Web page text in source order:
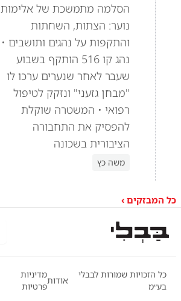
הסלמה מתמשכת של אלימות
נוער: הצתות, השחתות
והתקפות על נהגים ותושבים •
נהג קו 516 הותקף בשבוע
שעבר לאחר שנערים ערכו לו
"מבחן גזעני" ונזקק לטיפול
רפואי • המשטרה שוקלת
להפסיק את התחבורה
הציבורית בשכונה
משה כץ
כל המבזקים ›
כל הזכויות שמורות לבבלי
בע״מ
אודות
מדיניות
פרטיות